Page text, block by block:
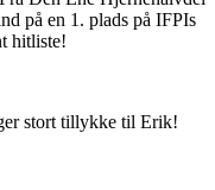
på en 1. plads på IFPIs
hitliste!
stort tillykke til Erik!